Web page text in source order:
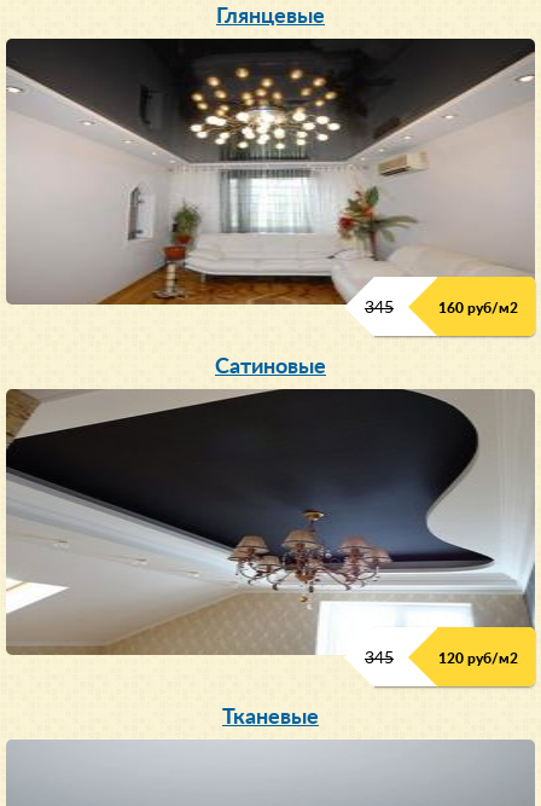
Глянцевые
345 160 руб/м2
Сатиновые
345 120 руб/м2
Тканевые